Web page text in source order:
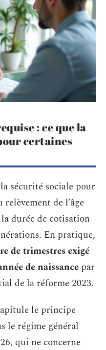
: ce que la
certaines
sécurité sociale pour
de l’âge
durée de cotisation
En pratique,
de trimestres exigé
de naissance par
de la réforme 2023.
le principe
le régime général
qui ne concerne